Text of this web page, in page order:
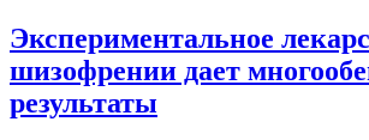
Экспериментальное
шизофрении дает
результаты